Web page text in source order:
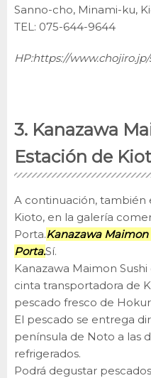
Sanno-cho, Minami-ku,
TEL: 075-644-9644
HP:https://
3. Kanazawa
Estación de
A continuación, también
Kioto, en la galería
Porta.Kanazawa Maimon
Porta.Sí.
Kanazawa Maimon
cinta transportadora de
pescado fresco de
El pescado se entrega
península de Noto a las
refrigerados.
Podrá degustar